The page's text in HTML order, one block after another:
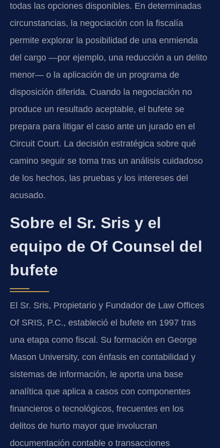
todas las opciones disponibles. En determinadas
circunstancias, la negociación con la fiscalía
permite explorar la posibilidad de una enmienda
del cargo —por ejemplo, una reducción a un delito
menor— o la aplicación de un programa de
disposición diferida. Cuando la negociación no
produce un resultado aceptable, el bufete se
prepara para litigar el caso ante un jurado en el
Circuit Court. La decisión estratégica sobre qué
camino seguir se toma tras un análisis cuidadoso
de los hechos, las pruebas y los intereses del
acusado.
Sobre el Sr. Sris y el
equipo de Of Counsel del
bufete
El Sr. Sris, Propietario y Fundador de Law Offices
Of SRIS, P.C., estableció el bufete en 1997 tras
una etapa como fiscal. Su formación en George
Mason University, con énfasis en contabilidad y
sistemas de información, le aporta una base
analítica que aplica a casos con componentes
financieros o tecnológicos, frecuentes en los
delitos de hurto mayor que involucran
documentación contable o transacciones